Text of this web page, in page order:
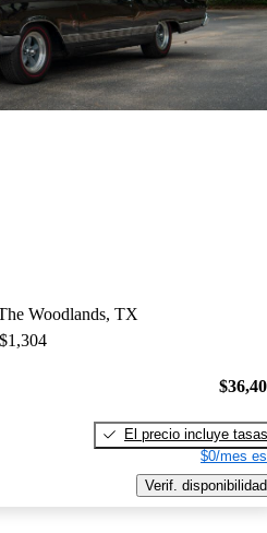
Woodlands, TX
El precio incluye tasas
$0/mes
Verif. disponibilidad